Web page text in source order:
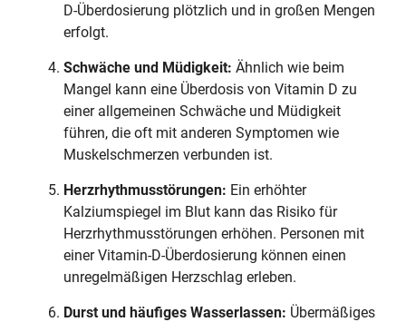
D-Überdosierung plötzlich und in großen Mengen
erfolgt.
Schwäche und Müdigkeit: Ähnlich wie beim
Mangel kann eine Überdosis von Vitamin D zu
einer allgemeinen Schwäche und Müdigkeit
führen, die oft mit anderen Symptomen wie
Muskelschmerzen verbunden ist.
Herzrhythmusstörungen: Ein erhöhter
Kalziumspiegel im Blut kann das Risiko für
Herzrhythmusstörungen erhöhen. Personen mit
einer Vitamin-D-Überdosierung können einen
unregelmäßigen Herzschlag erleben.
Durst und häufiges Wasserlassen: Übermäßiges